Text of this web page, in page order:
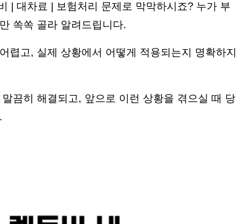
| 대차료 | 보험처리 문제로 막막하시죠? 누가 부
쏙쏙 골라 알려드립니다.
렵고, 실제 상황에서 어떻게 적용되는지 명확하지
끔히 해결되고, 앞으로 이런 상황을 겪으실 때 당